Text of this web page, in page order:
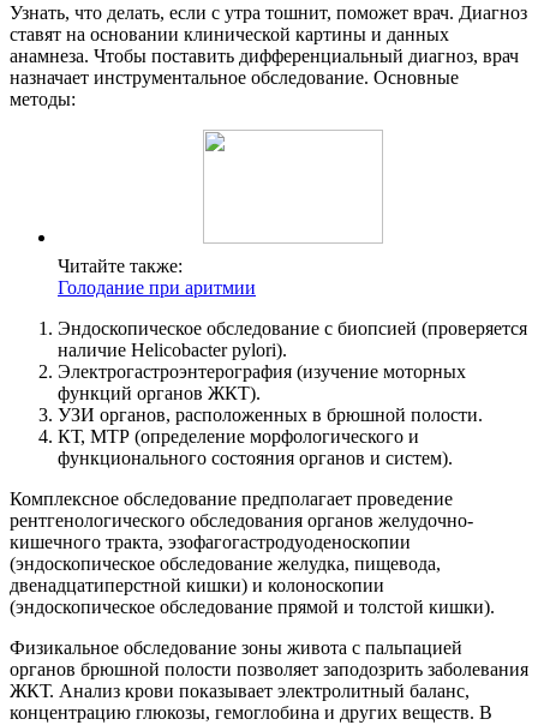
Узнать, что делать, если с утра тошнит, поможет врач. Диагноз
ставят на основании клинической картины и данных
анамнеза. Чтобы поставить дифференциальный диагноз, врач
назначает инструментальное обследование. Основные
методы:
Читайте также:
Голодание при аритмии
Эндоскопическое обследование с биопсией (проверяется
наличие Helicobacter pylori).
Электрогастроэнтерография (изучение моторных
функций органов ЖКТ).
УЗИ органов, расположенных в брюшной полости.
КТ, МТР (определение морфологического и
функционального состояния органов и систем).
Комплексное обследование предполагает проведение
рентгенологического обследования органов желудочно-
кишечного тракта, эзофагогастродуоденоскопии
(эндоскопическое обследование желудка, пищевода,
двенадцатиперстной кишки) и колоноскопии
(эндоскопическое обследование прямой и толстой кишки).
Физикальное обследование зоны живота с пальпацией
органов брюшной полости позволяет заподозрить заболевания
ЖКТ. Анализ крови показывает электролитный баланс,
концентрацию глюкозы, гемоглобина и других веществ. В